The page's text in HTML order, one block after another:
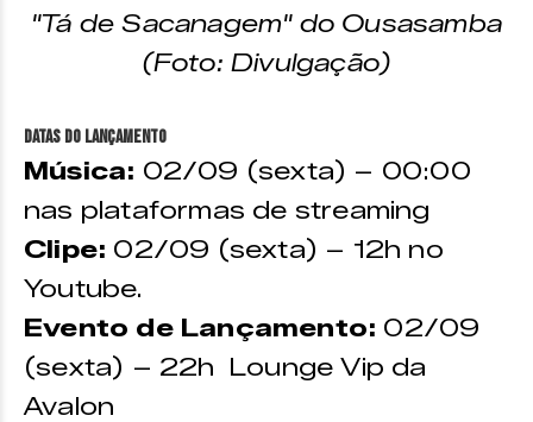
"Tá de Sacanagem" do Ousasamba
(Foto: Divulgação)
DATAS DO LANÇAMENTO
Música: 02/09 (sexta) – 00:00
nas plataformas de streaming
Clipe: 02/09 (sexta) – 12h no
Youtube.
Evento de Lançamento: 02/09
(sexta) – 22h Lounge Vip da
Avalon